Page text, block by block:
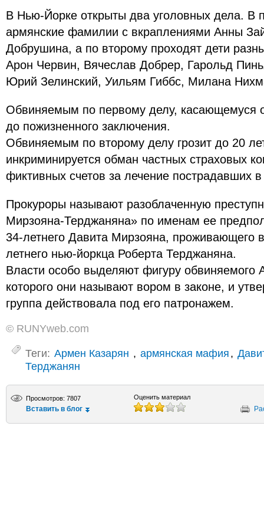
В Нью-Йорке открыты два уголовных дела. В
армянские фамилии с вкраплениями Анны
Добрушина, а по второму проходят дети
Арон Червин, Вячеслав Добрер, Гарольд
Юрий Зелинский, Уильям Гиббс, Милана
Обвиняемым по первому делу, касающемуся
до пожизненного заключения.
Обвиняемым по второму делу грозит до 20
инкриминируется обман частных страховых
фиктивных счетов за лечение пострадавших
Прокуроры называют разоблаченную
Мирзояна-Терджаняна» по именам ее
34-летнего Давита Мирзояна, проживающего
летнего нью-йоркца Роберта Терджаняна.
Власти особо выделяют фигуру обвиняемого
которого они называют вором в законе, и
группа действовала под его патронажем.
© RUNYweb.com
Теги: Армен Казарян , армянская мафия,
Терджанян
Просмотров: 7807
Вставить в блог
Оценить материал